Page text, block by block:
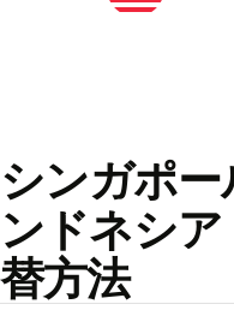
シンガポ
ンドネシ
替方法